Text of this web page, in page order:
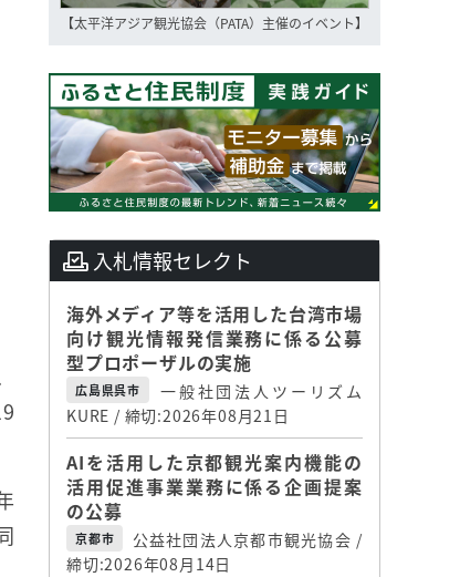
【太平洋アジア観光協会（PATA）主催のイベント】
入札情報セレクト
海外メディア等を活用した台湾市場
向け観光情報発信業務に係る公募
型プロポーザルの実施
広島県呉市
一般社団法人ツーリズム
KURE / 締切:2026年08月21日
AIを活用した京都観光案内機能の
活用促進事業業務に係る企画提案
の公募
京都市
公益社団法人京都市観光協会 /
締切:2026年08月14日